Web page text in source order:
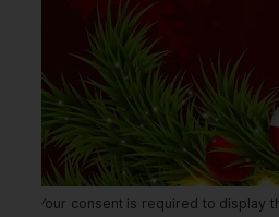
Your consent is required to display